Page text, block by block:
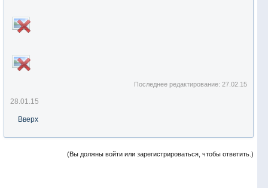
Последнее редактирование:27.02.15
28.01.15
Вверх
(Вы должны войти или зарегистрироваться, чтобы ответить.)